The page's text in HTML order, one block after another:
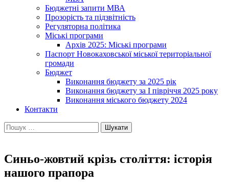
Бюджетні запити МВА
Прозорість та підзвітність
Регуляторна політика
Міські програми
Архів 2025: Міські програми
Паспорт Новокаховської міської територіальної
громади
Бюджет
Виконання бюджету за 2025 рік
Виконання бюджету за І півріччя 2025 року
Виконання міського бюджету 2024
Контакти
Пошук:
Синьо-жовтий крізь століття: історія
нашого прапора